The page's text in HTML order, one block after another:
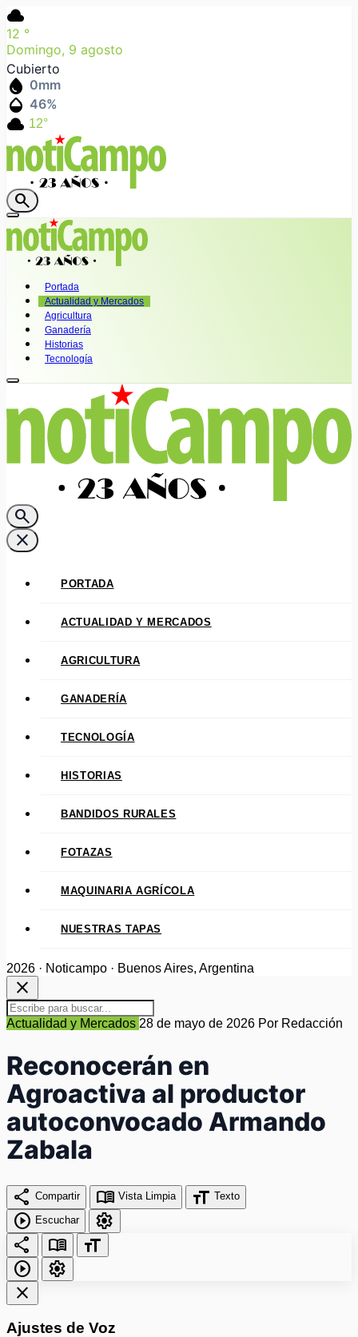
cloud
12 °
Domingo, 9 agosto
Cubierto
water_drop 0mm
humidity_mid 46%
cloud 12°
search
Portada
Actualidad y Mercados
Agricultura
Ganadería
Historias
Tecnología
search
close
PORTADA
ACTUALIDAD Y MERCADOS
AGRICULTURA
GANADERÍA
TECNOLOGÍA
HISTORIAS
BANDIDOS RURALES
FOTAZAS
MAQUINARIA AGRÍCOLA
NUESTRAS TAPAS
2026 · Noticampo · Buenos Aires, Argentina
close
Actualidad y Mercados 28 de mayo de 2026 Por Redacción
Reconocerán en
Agroactiva al productor
autoconvocado Armando
Zabala
share Compartir menu_book Vista Limpia format_size Texto
play_circle Escuchar
settings
share
menu_book
format_size
play_circle
settings
close
Ajustes de Voz